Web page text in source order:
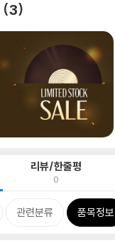
3
리뷰/한줄평
0
관련분류 품목정보